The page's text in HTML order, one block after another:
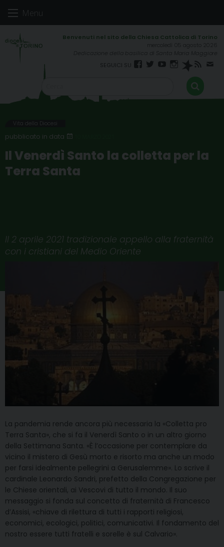
Menu
mercoledì 05 agosto 2026
Dedicazione della basilica di Santa Maria Maggiore
Facebook
TwitterYouTube
Instagram
Spreaker
RSS
FEED
Vita della Diocesi
Il Venerdì Santo la colletta per la
Terra Santa
Il 2 aprile 2021 tradizionale appello alla fraternità
con i cristiani del Medio Oriente
La pandemia rende ancora più necessaria la «Colletta pro
Terra Santa», che si fa il Venerdì Santo o in un altro giorno
della Settimana Santa. «È l’occasione per contemplare da
vicino il mistero di Gesù morto e risorto ma anche un modo
per farsi idealmente pellegrini a Gerusalemme». Lo scrive il
cardinale Leonardo Sandri, prefetto della Congregazione per
le Chiese orientali, ai Vescovi di tutto il mondo. Il suo
messaggio si fonda sul concetto di fraternità di Francesco
d’Assisi, «chiave di rilettura di tutti i rapporti religiosi,
economici, ecologici, politici, comunicativi. Il fondamento del
nostro essere tutti fratelli e sorelle è sul Calvario».